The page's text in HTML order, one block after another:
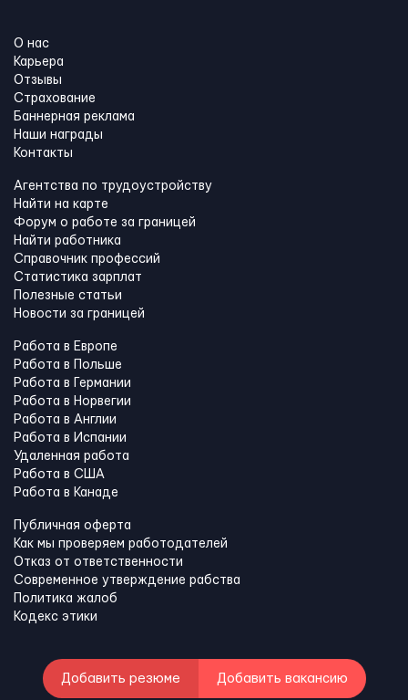
О нас
Карьера
Отзывы
Страхование
Баннерная реклама
Наши награды
Контакты
Агентства по трудоустройству
Найти на карте
Форум о работе за границей
Найти работника
Справочник профессий
Статистика зарплат
Полезные статьи
Новости за границей
Работа в Европе
Работа в Польше
Работа в Германии
Работа в Норвегии
Работа в Англии
Работа в Испании
Удаленная работа
Работа в США
Работа в Канадe
Публичная оферта
Как мы проверяем работодателей
Отказ от ответственности
Современное утверждение рабства
Политика жалоб
Кодекс этики
Добавить резюме Добавить вакансию